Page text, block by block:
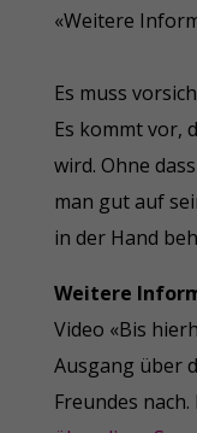
«Weitere
Es muss
Es kommt vor,
wird. Ohne
man gut auf
in der Hand
Weitere
Video «Bis
Ausgang über
Freundes